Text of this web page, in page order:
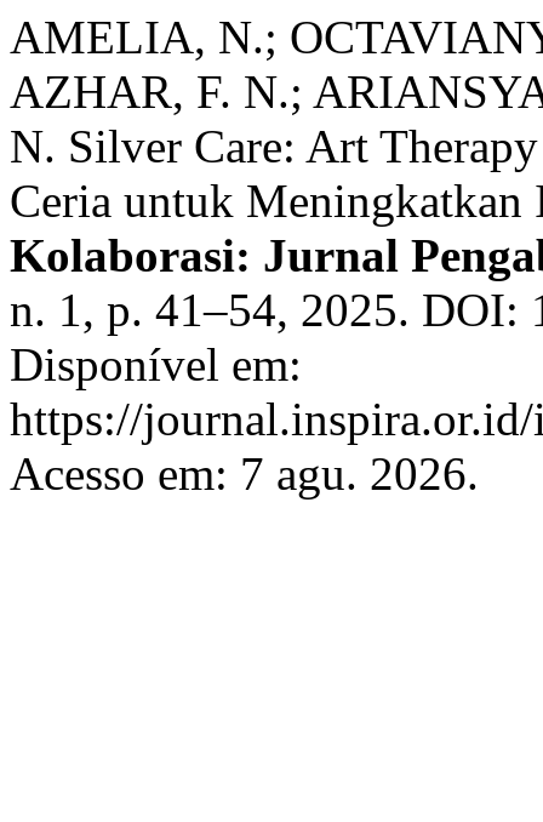
AMELIA, N.;
AZHAR, F. N.;
N. Silver Care: Art
Ceria untuk Meningkatkan
Kolaborasi: Jurnal
n. 1, p. 41–54, 2025. DOI:
Disponível em:
https://
Acesso em: 7 agu. 2026.